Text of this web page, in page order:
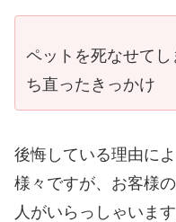
ペットを死なせて
ち直ったきっかけ
後悔している理由に
様々ですが、お客様
人がいらっしゃいま